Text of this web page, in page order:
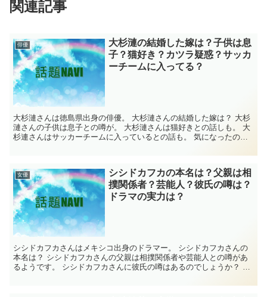
関連記事
俳優
大杉漣の結婚した嫁は？子供は息
子？猫好き？カツラ疑惑？サッカ
ーチームに入ってる？
大杉漣さんは徳島県出身の俳優。 大杉漣さんの結婚した嫁は？ 大杉
漣さんの子供は息子との噂が。 大杉漣さんは猫好きとの話しも。 大
杉連さんはサッカーチームに入っているとの話も。 気になったの
女優
シシドカフカの本名は？父親は相
撲関係者？芸能人？彼氏の噂は？
ドラマの実力は？
シシドカフカさんはメキシコ出身のドラマー。 シシドカフカさんの
本名は？ シシドカフカさんの父親は相撲関係者や芸能人との噂があ
るようです。 シシドカフカさんに彼氏の噂はあるのでしょうか？ シ